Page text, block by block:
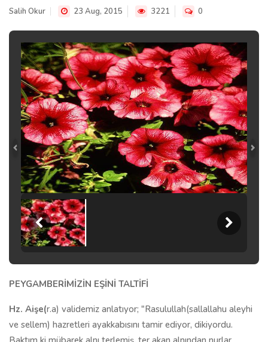
Salih Okur 23 Aug, 2015 3221 0
PEYGAMBERİMİZİN EŞİNİ TALTİFİ
Hz. Aişe(r.a) validemiz anlatıyor; "Rasulullah(sallallahu aleyhi
ve sellem) hazretleri ayakkabısını tamir ediyor, dikiyordu.